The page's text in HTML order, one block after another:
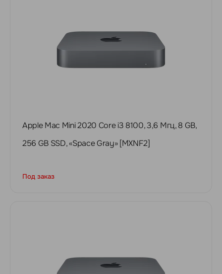
Apple Mac Mini 2020 Core i3 8100, 3,6 Мгц, 8 GB,
256 GB SSD, «‎Space Gray» [MXNF2]
Под заказ